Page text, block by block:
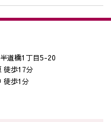
道橋1丁目5-20
徒歩17分
徒歩1分